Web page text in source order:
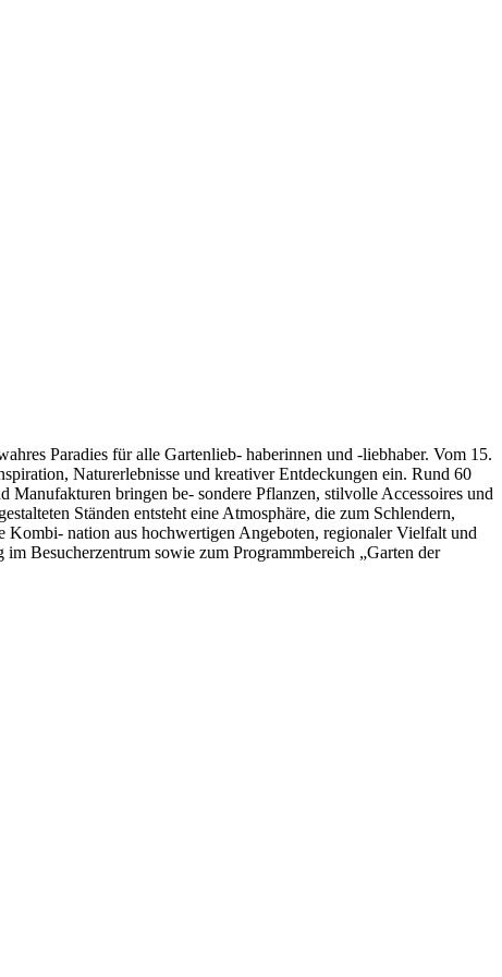
Paradies für alle Gartenlieb- haberinnen und -liebhaber. Vom 15.
Naturerlebnisse und kreativer Entdeckungen ein. Rund 60
Manufakturen bringen be- sondere Pflanzen, stilvolle Accessoires und
Ständen entsteht eine Atmosphäre, die zum Schlendern,
Kombi- nation aus hochwertigen Angeboten, regionaler Vielfalt und
Besucherzentrum sowie zum Programmbereich „Garten der